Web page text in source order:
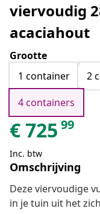
viervoudig
acaciahout
Grootte
1 container
2
4 containers
€725 99
Inc. btw
Omschrijving
Deze viervoudige
in je tuin uit het